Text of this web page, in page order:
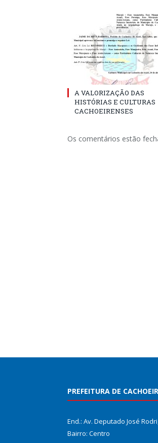
A VALORIZAÇÃO DAS
HISTÓRIAS E CULTURAS
CACHOEIRENSES
Os comentários estão
PREFEITURA DE
End.: Av. Deputado José
Bairro: Centro